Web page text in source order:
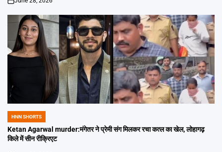
on
POSTED
IN
HNN SHORTS
Ketan Agarwal murder:मंगेतर ने प्रेमी संग मिलकर रचा कत्ल का खेल, लोहागढ़
किले में सीन रीक्रिएट